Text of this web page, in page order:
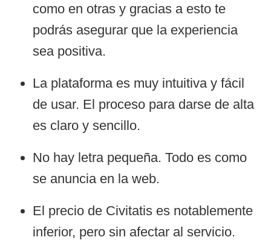
como en otras y gracias a esto te
podrás asegurar que la experiencia
sea positiva.
La plataforma es muy intuitiva y fácil
de usar. El proceso para darse de alta
es claro y sencillo.
No hay letra pequeña. Todo es como
se anuncia en la web.
El precio de Civitatis es notablemente
inferior, pero sin afectar al servicio.